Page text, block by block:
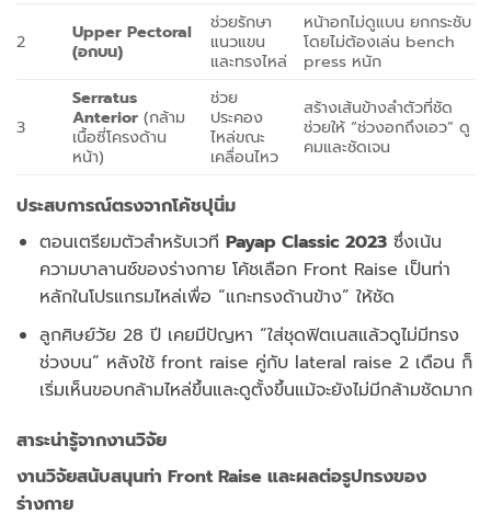
2
Upper Pectoral
(อกบน)
ช่วยรักษา
แนวแขน
และทรงไหล่
หน้าอกไม่ดูแบน ยกกระชับ
โดยไม่ต้องเล่น bench
press หนัก
3
Serratus
Anterior (กล้าม
เนื้อซี่โครงด้าน
หน้า)
ช่วย
ประคอง
ไหล่ขณะ
เคลื่อนไหว
สร้างเส้นข้างลำตัวที่ชัด
ช่วยให้ “ช่วงอกถึงเอว” ดู
คมและชัดเจน
ประสบการณ์ตรงจากโค้ชปุนิ่ม
ตอนเตรียมตัวสำหรับเวที Payap Classic 2023ซึ่งเน้น
ความบาลานซ์ของร่างกาย โค้ชเลือก Front Raise เป็นท่า
หลักในโปรแกรมไหล่เพื่อ “แกะทรงด้านข้าง” ให้ชัด
ลูกศิษย์วัย 28 ปี เคยมีปัญหา “ใส่ชุดฟิตเนสแล้วดูไม่มีทรง
ช่วงบน” หลังใช้ front raise คู่กับ lateral raise 2 เดือน ก็
เริ่มเห็นขอบกล้ามไหล่ขึ้นและดูตั้งขึ้นแม้จะยังไม่มีกล้ามชัดมาก
สาระน่ารู้จากงานวิจัย
งานวิจัยสนับสนุนท่า Front Raise และผลต่อรูปทรงของ
ร่างกาย